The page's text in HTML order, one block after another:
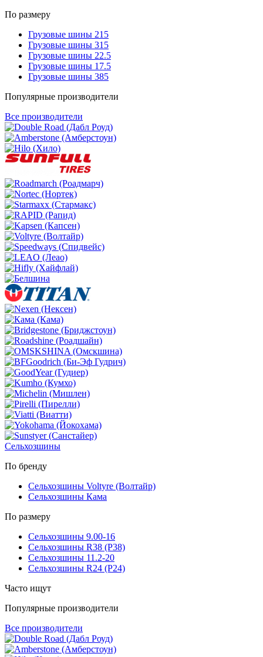
По размеру
Грузовые шины 215
Грузовые шины 315
Грузовые шины 22.5
Грузовые шины 17.5
Грузовые шины 385
Популярные производители
Все производители
Сельхозшины
По бренду
Сельхозшины Voltyre (Волтайр)
Сельхозшины Кама
По размеру
Сельхозшины 9.00-16
Сельхозшины R38 (Р38)
Сельхозшины 11.2-20
Сельхозшины R24 (Р24)
Часто ищут
Популярные производители
Все производители